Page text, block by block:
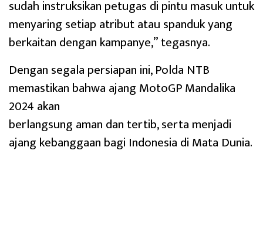
sudah instruksikan petugas di pintu masuk untuk
menyaring setiap atribut atau spanduk yang
berkaitan dengan kampanye,” tegasnya.
Dengan segala persiapan ini, Polda NTB
memastikan bahwa ajang MotoGP Mandalika
2024 akan
berlangsung aman dan tertib, serta menjadi
ajang kebanggaan bagi Indonesia di Mata Dunia.